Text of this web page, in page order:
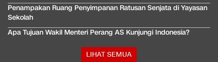
Penampakan Ruang Penyimpanan Ratusan Senjata di Yayasan
Sekolah
Apa Tujuan Wakil Menteri Perang AS Kunjungi Indonesia?
LIHAT SEMUA